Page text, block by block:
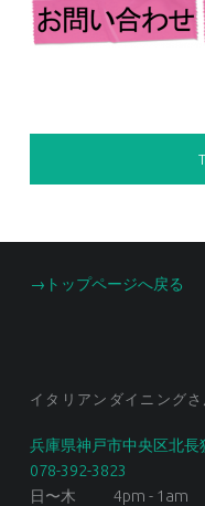
SIDEBAR
FOOTER SIDEBAR
→トップページへ戻る
イタリアンダイニングさ
兵庫県神戸市中央区北長
078-392-3823
日〜木 4pm - 1am